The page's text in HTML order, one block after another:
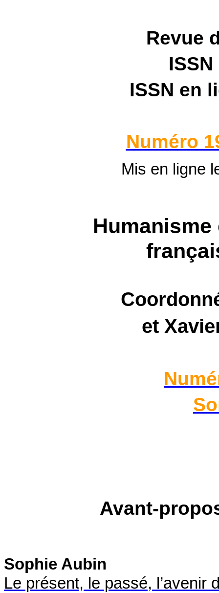
Revue
ISSN
ISSN en
Numéro
Mis en ligne
et
Avant-
Sophie Aubin
Le présent, le passé, l’avenir